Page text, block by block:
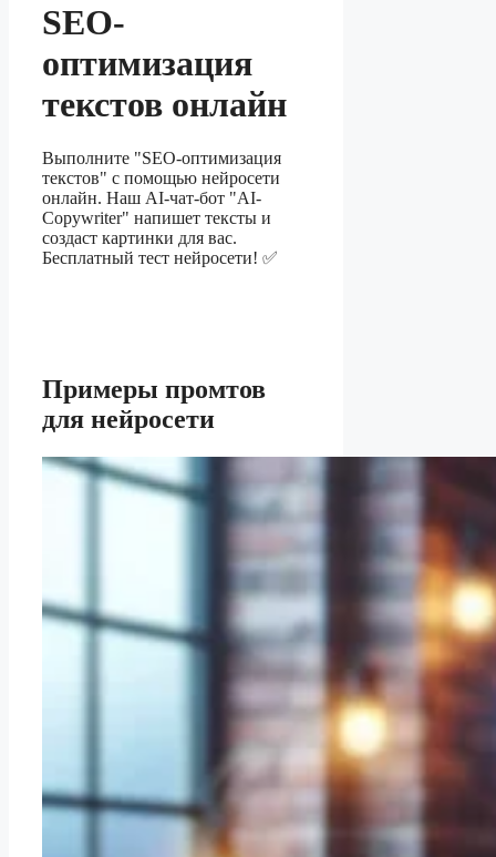
SEO-
оптимизация
текстов онлайн
Выполните "SEO-оптимизация
текстов" с помощью нейросети
онлайн. Наш AI-чат-бот "AI-
Copywriter" напишет тексты и
создаст картинки для вас.
Бесплатный тест нейросети! ✅
Примеры промтов
для нейросети